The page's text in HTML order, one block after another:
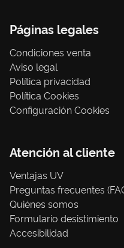
Páginas legales
Condiciones venta
Aviso legal
Política privacidad
Política Cookies
Configuración Cookies
Atención al cliente
Ventajas UV
Preguntas frecuentes
Quiénes somos
Formulario desistimiento
Accesibilidad